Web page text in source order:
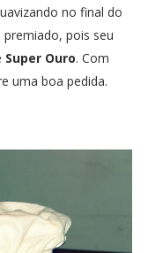
no final do
pois seu
Super Ouro. Com
uma boa pedida.